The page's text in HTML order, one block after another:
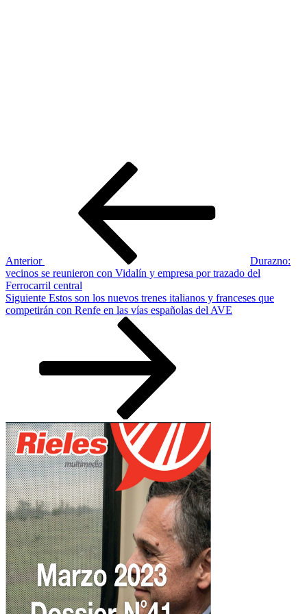
Anterior
Durazno:
vecinos se reunieron con Vidalín y empresa por trazado del
Ferrocarril central
Siguiente
entrada
Siguiente Estos son los nuevos trenes italianos y franceses que
competirán con Renfe en las vías españolas del AVE